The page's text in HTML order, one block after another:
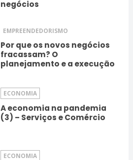
negócios
EMPREENDEDORISMO
Por que os novos negócios
fracassam? O
planejamento e a execução
ECONOMIA
A economia na pandemia
(3) – Serviços e Comércio
ECONOMIA